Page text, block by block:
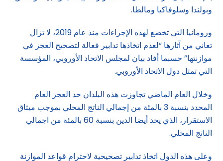
وبولندا وسلوفاكيا ومالطا.
ورومانيا التي تخضع لهذه الإجراءات منذ عام 2019، لا تزال
تعاني من آثارها “لعدم اتخاذها تدابير فعالة لتصحيح العجز في
موازنتها” حسبما أفاد بيان لمجلس الاتحاد الأوروبي، المؤسسة
التي تمثل دول الاتحاد الأوروبي.
وخلال العام الماضي تجاوزت هذه البلدان حد العجز العام
المحدد بنسبة 3 بالمئة من إجمالي الناتج المحلي بموجب ميثاق
الاستقرار، الذي يحد أيضا الدين بنسبة 60 بالمئة من اجمالي
الناتج المحلي.
وعلى هذه الدول اتخاذ تدابير تصحيحية لاحترام قواعد الموازنة